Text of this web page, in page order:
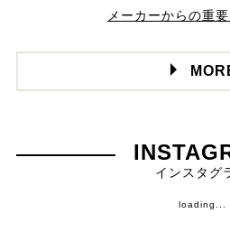
メーカーからの重
インスタグ
loading...